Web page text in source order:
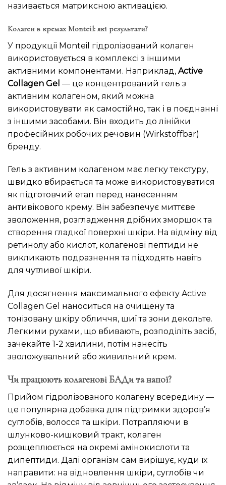
називається матриксною активацією.
Колаген в кремах Monteil: які результати?
У продукції Monteil гідролізований колаген
використовується в комплексі з іншими
активними компонентами. Наприклад, Active
Collagen Gel — це концентрований гель з
активним колагеном, який можна
використовувати як самостійно, так і в поєднанні
з іншими засобами. Він входить до лінійки
професійних робочих речовин (Wirkstoffbar)
бренду.
Гель з активним колагеном має легку текстуру,
швидко вбирається та може використовуватися
як підготовчий етап перед нанесенням
антивікового крему. Він забезпечує миттєве
зволоження, розгладження дрібних зморшок та
створення гладкої поверхні шкіри. На відміну від
ретинолу або кислот, колагенові пептиди не
викликають подразнення та підходять навіть
для чутливої шкіри.
Для досягнення максимального ефекту Active
Collagen Gel наноситься на очищену та
тонізовану шкіру обличчя, шиї та зони декольте.
Легкими рухами, що вбивають, розподіліть засіб,
зачекайте 1-2 хвилини, потім нанесіть
зволожувальний або живильний крем.
Чи працюють колагенові БАДи та напої?
Прийом гідролізованого колагену всередину —
це популярна добавка для підтримки здоров’я
суглобів, волосся та шкіри. Потрапляючи в
шлунково-кишковий тракт, колаген
розщеплюється на окремі амінокислоти та
дипептиди. Далі організм сам вирішує, куди їх
направити: на відновлення шкіри, суглобів чи